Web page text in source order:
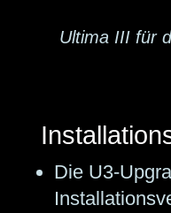
Ultima III für
Die U3-